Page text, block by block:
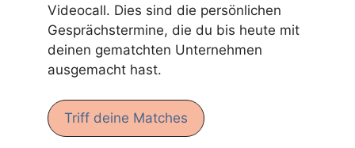
Videocall. Dies sind die persönlichen
Gesprächstermine, die du bis heute mit
deinen gematchten Unternehmen
ausgemacht hast.
Triff deine Matches